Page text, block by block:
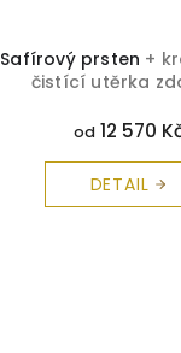
Safírový prsten +
čistící utěrka
od12 570
DETAIL